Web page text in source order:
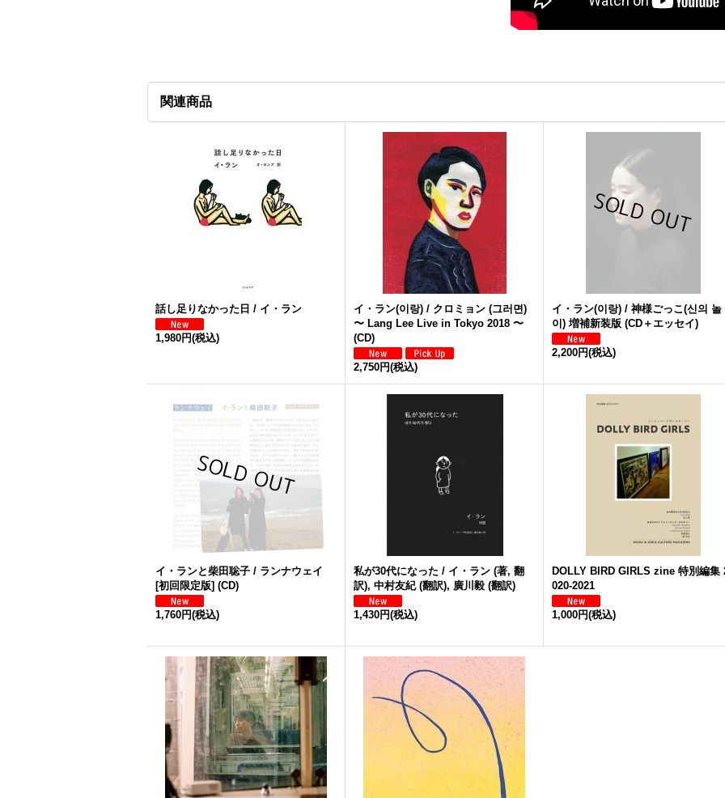
関連商品
話し足りなかった日 / イ・ラン
1,980円(税込)
イ・ラン(이랑) / クロミョン (그러면)
〜 Lang Lee Live in Tokyo 2018 〜
(CD)
2,750円(税込)
イ・ラン(이랑) / 神様ごっこ(신의 놀
이) 増補新装版 (CD＋エッセイ)
2,200円(税込)
イ・ランと柴田聡子 / ランナウェイ
[初回限定版] (CD)
1,760円(税込)
私が30代になった / イ・ラン (著, 翻
訳), 中村友紀 (翻訳), 廣川毅 (翻訳)
1,430円(税込)
DOLLY BIRD GIRLS zine 特別編集
020-2021
1,000円(税込)